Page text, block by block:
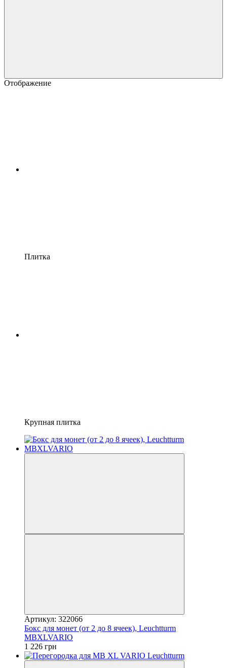
Отображение
Плитка
Крупная плитка
Артикул: 322066
Бокс для монет (от 2 до 8 ячеек), Leuchtturm
MBXLVARIO
1 226 грн